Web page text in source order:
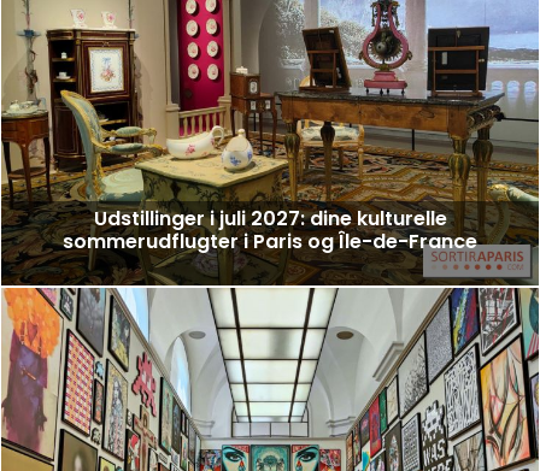
Udstillinger i juli 2027: dine kulturelle
sommerudflugter i Paris og Île-de-France